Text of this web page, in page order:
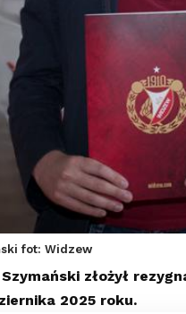
fot: Widzew
złożył
2025 roku.